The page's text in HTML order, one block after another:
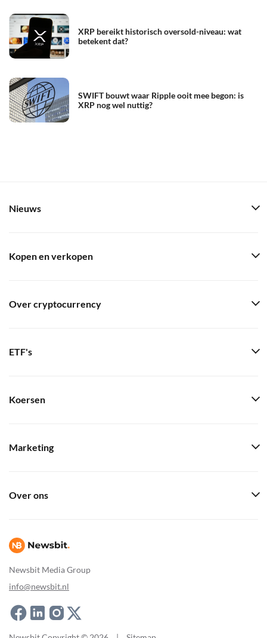
XRP bereikt historisch oversold-niveau: wat
betekent dat?
SWIFT bouwt waar Ripple ooit mee begon: is
XRP nog wel nuttig?
Newsbit Media Group
info@newsbit.nl
Nieuws
Kopen en verkopen
Over cryptocurrency
ETF's
Koersen
Marketing
Over ons